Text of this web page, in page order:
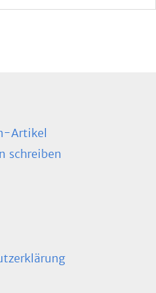
Artikel
schreiben